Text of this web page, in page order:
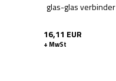
glas-glas verbinder
16,11 EUR
+ MwSt